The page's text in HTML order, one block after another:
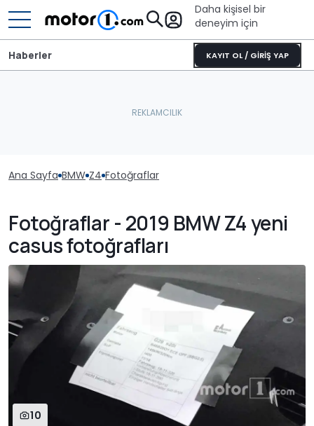
Daha kişisel bir
deneyim için
KAYIT OL / GİRİŞ YAP
Haberler
Ana Sayfa BMW Z4 Fotoğraflar
Fotoğraflar - 2019 BMW Z4 yeni
casus fotoğrafları
10